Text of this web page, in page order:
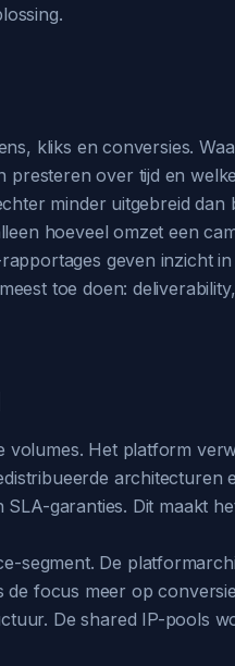
kliks en conversies.
over tijd en
minder uitgebreid
hoeveel omzet een
geven inzicht
toe doen:
Het platform
architecturen
garanties. Dit maakt
segment. De
focus meer op
De shared IP-pools